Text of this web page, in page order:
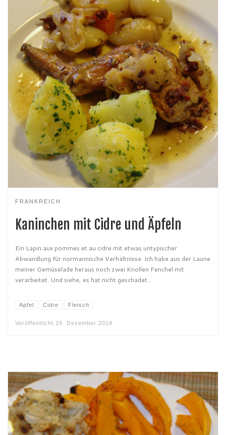
FRANKREICH
Kaninchen mit Cidre und Äpfeln
Ein Lapin aux pommes et au cidre mit etwas untypischer
Abwandlung für normannische Verhältnisse. Ich habe aus der Laune
meiner Gemüselade heraus noch zwei Knollen Fenchel mit
verarbeitet. Und siehe, es hat nicht geschadet…
Apfel Cidre Fleisch
Veröffentlicht 29. Dezember 2014